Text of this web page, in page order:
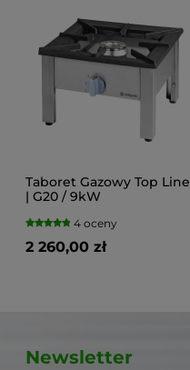
Taboret Gazowy Top Line
| G20 / 9kW
4 oceny
2 260,00 zł
Newsletter